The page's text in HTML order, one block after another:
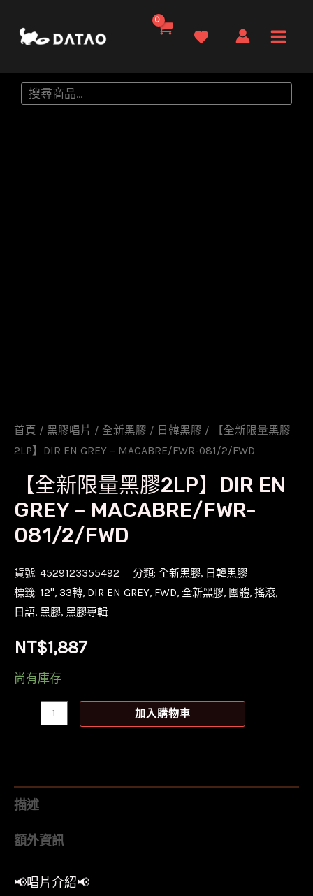
要
Menu
搜
首頁 / 黑膠唱片 / 全新黑膠 / 日韓黑膠 / 【全新限量黑膠
2LP】DIR EN GREY – MACABRE/FWR-081/2/FWD
【全新限量黑膠2LP】DIR EN
GREY – MACABRE/FWR-
081/2/FWD
貨號: 4529123355492 分類: 全新黑膠, 日韓黑膠
標籤: 12'', 33轉, DIR EN GREY, FWD, 全新黑膠, 團體, 搖滾,
日語, 黑膠, 黑膠專輯
NT$1,887
尚有庫存
黑
2LP】
EN
加入購物車
描述
額外資訊
📢唱片介紹📢